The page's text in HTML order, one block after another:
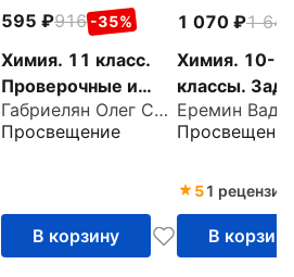
595 916 -35%
Химия. 11 класс.
Проверочные и
контрольные
работы. Базовый
Габриелян Олег Сергеевич
Просвещение
В корзину
1 070
1 646
Химия. 10-
классы.
Углубленный
уровень.
51 рецензия
В корзину